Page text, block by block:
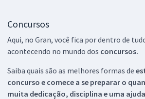
Concursos
Aqui, no Gran, você fica por dentro de
acontecendo no mundo dos concursos.
Saiba quais são as melhores formas de
concurso e comece a se preparar o
muita dedicação, disciplina e uma